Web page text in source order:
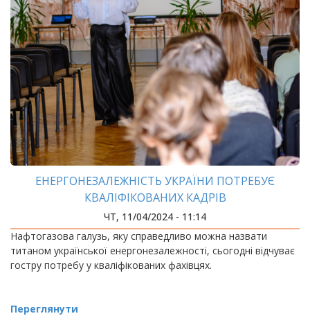
ЕНЕРГОНЕЗАЛЕЖНІСТЬ УКРАЇНИ ПОТРЕБУЄ
КВАЛІФІКОВАНИХ КАДРІВ
ЧТ, 11/04/2024 - 11:14
Нафтогазова галузь, яку справедливо можна назвати
титаном української енергонезалежності, сьогодні відчуває
гостру потребу у кваліфікованих фахівцях.
Переглянути